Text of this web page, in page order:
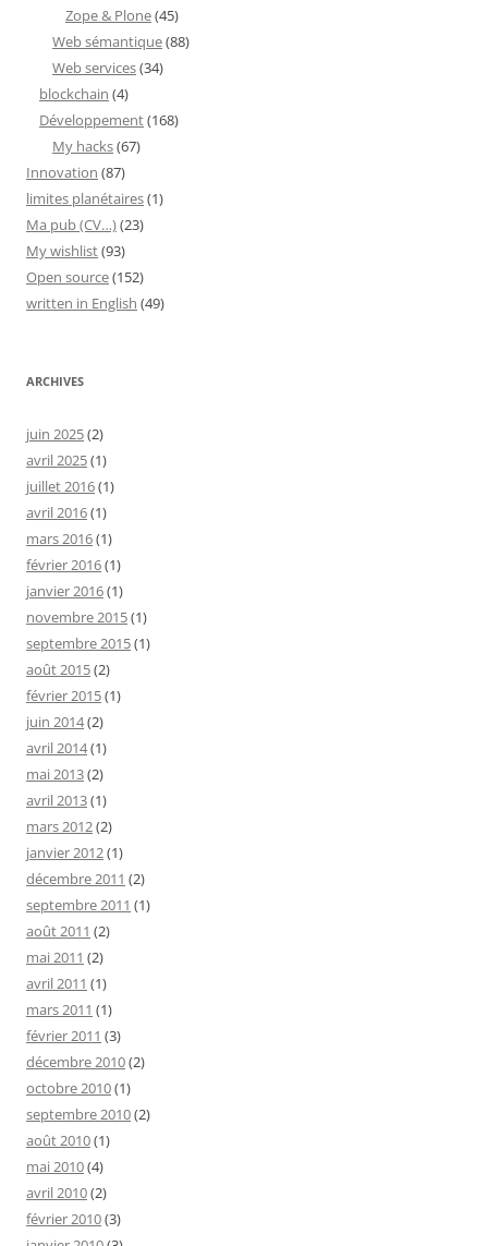
Zope & Plone(45)
Web sémantique(88)
Web services(34)
blockchain (4)
Développement(168)
My hacks(67)
Innovation (87)
limites planétaires(1)
Ma pub (CV…)(23)
My wishlist(93)
Open source(152)
written in English (49)
ARCHIVES
juin 2025(2)
avril 2025(1)
juillet 2016(1)
avril 2016(1)
mars 2016(1)
février 2016(1)
janvier 2016(1)
novembre 2015(1)
septembre 2015(1)
août 2015(2)
février 2015(1)
juin 2014(2)
avril 2014(1)
mai 2013(2)
avril 2013(1)
mars 2012(2)
janvier 2012(1)
décembre 2011 (2)
septembre 2011 (1)
août 2011 (2)
mai 2011 (2)
avril 2011 (1)
mars 2011 (1)
février 2011 (3)
décembre 2010(2)
octobre 2010(1)
septembre 2010(2)
août 2010(1)
mai 2010(4)
avril 2010(2)
février 2010(3)